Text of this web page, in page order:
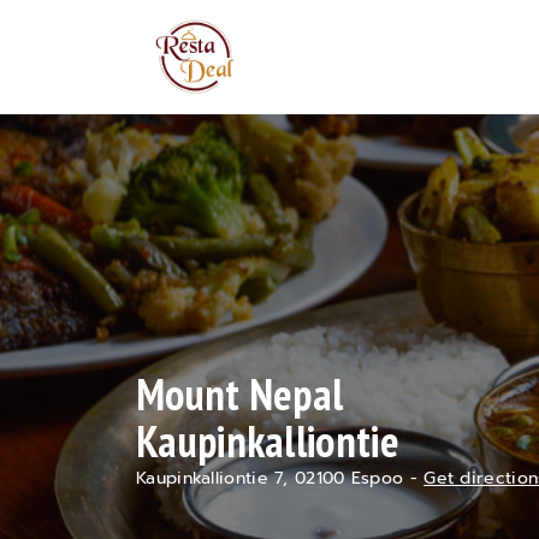
Mount Nepal
Kaupinkalliontie
Kaupinkalliontie 7, 02100 Espoo -Get